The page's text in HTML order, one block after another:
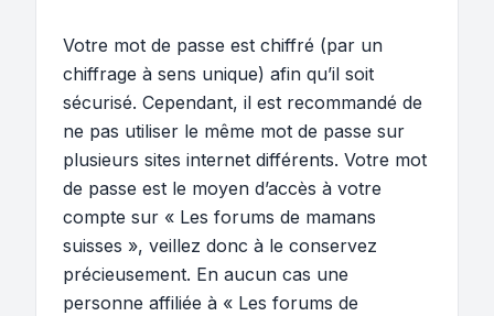
Votre mot de passe est chiffré (par un
chiffrage à sens unique) afin qu’il soit
sécurisé. Cependant, il est recommandé de
ne pas utiliser le même mot de passe sur
plusieurs sites internet différents. Votre mot
de passe est le moyen d’accès à votre
compte sur « Les forums de mamans
suisses », veillez donc à le conservez
précieusement. En aucun cas une
personne affiliée à « Les forums de